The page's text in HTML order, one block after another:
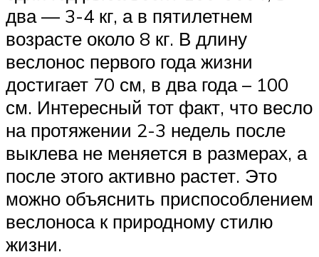
два — 3-4 кг, а в пятилетнем
возрасте около 8 кг. В длину
веслонос первого года жизни
достигает 70 см, в два года – 100
см. Интересный тот факт, что весло
на протяжении 2-3 недель после
выклева не меняется в размерах, а
после этого активно растет. Это
можно объяснить приспособлением
веслоноса к природному стилю
жизни.